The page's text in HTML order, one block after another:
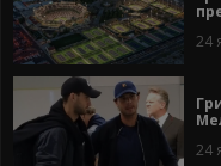
24
24